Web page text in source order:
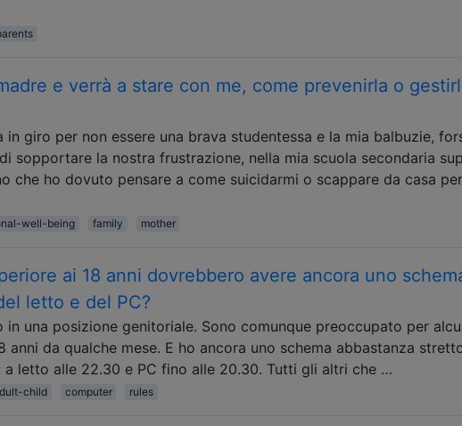
e verrà a stare con me, come prevenirla o
in giro per non essere una brava studentessa e la mia balbuzie,
sopportare la nostra frustrazione, nella mia scuola secondaria
che ho dovuto pensare a come suicidarmi o scappare da casa
well-being family mother
ai 18 anni dovrebbero avere ancora uno
letto e del PC?
in una posizione genitoriale. Sono comunque preoccupato per
anni da qualche mese. E ho ancora uno schema abbastanza
a letto alle 22.30 e PC fino alle 20.30. Tutti gli altri che …
child computer rules